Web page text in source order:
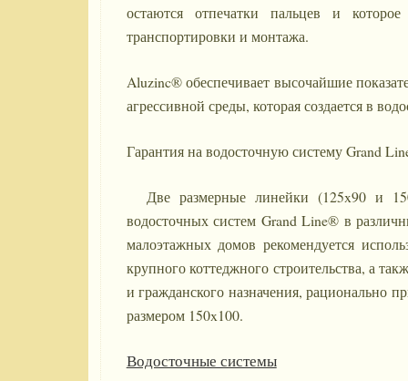
остаются отпечатки пальцев и
транспортировки и монтажа.
Aluzinc® обеспечивает высочайшие
агрессивной среды, которая создается в
Гарантия на водосточную систему Grand
Две размерные линейки (125x90 и
водосточных систем Grand Line® в
малоэтажных домов рекомендуется
крупного коттеджного строительства, а
и гражданского назначения, рационально
размером 150x100.
Водосточные системы